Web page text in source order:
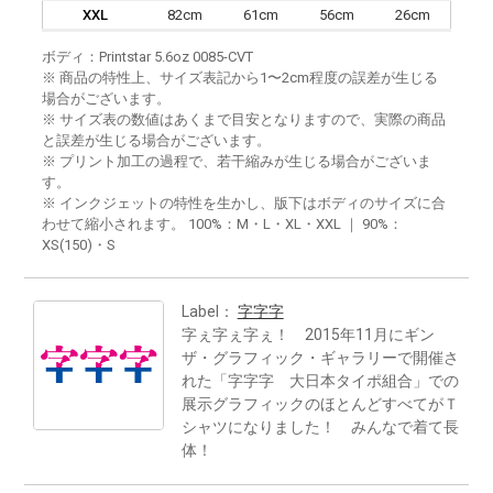
XXL
82cm 61cm 56cm 26cm
ボディ：Printstar 5.6oz 0085-CVT
※ 商品の特性上、サイズ表記から1〜2cm程度の誤差が生じる
場合がございます。
※ サイズ表の数値はあくまで目安となりますので、実際の商品
と誤差が生じる場合がございます。
※ プリント加工の過程で、若干縮みが生じる場合がございま
す。
※ インクジェットの特性を生かし、版下はボディのサイズに合
わせて縮小されます。 100%：M・L・XL・XXL ｜ 90%：
XS(150)・S
Label： 字字字
字ぇ字ぇ字ぇ！ 2015年11月にギン
ザ・グラフィック・ギャラリーで開催さ
れた「字字字 大日本タイポ組合」での
展示グラフィックのほとんどすべてがＴ
シャツになりました！ みんなで着て長
体！